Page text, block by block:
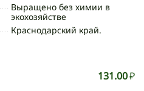
Выращено без химии в
экохозяйстве
Краснодарский край.
131.00₽